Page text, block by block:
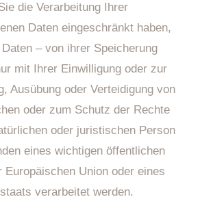
die Verarbeitung Ihrer
Daten eingeschränkt haben,
– von ihrer Speicherung
mit Ihrer Einwilligung oder zur
Ausübung oder Verteidigung von
oder zum Schutz der Rechte
oder juristischen Person
eines wichtigen öffentlichen
Europäischen Union oder eines
verarbeitet werden.